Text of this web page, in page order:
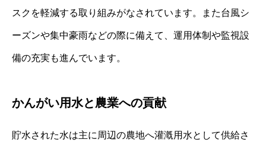
スクを軽減する取り組みがなされています。また台風シ
ーズンや集中豪雨などの際に備えて、運用体制や監視設
備の充実も進んでいます。
かんがい用水と農業への貢献
貯水された水は主に周辺の農地へ灌漑用水として供給さ